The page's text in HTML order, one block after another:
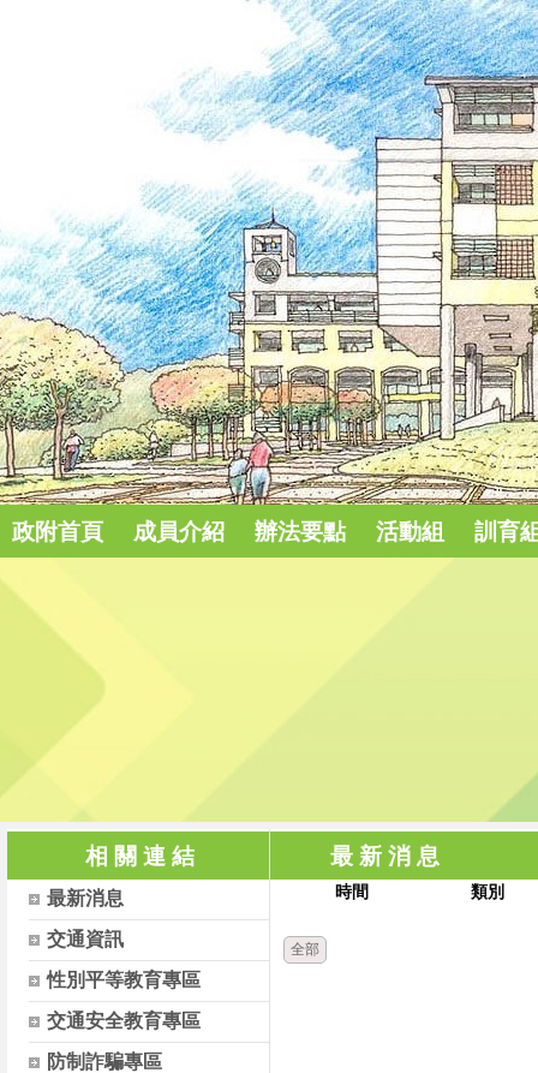
政附首頁 成員介紹 辦法要點 活動組 訓育
相 關 連 結
最新消息
交通資訊
性別平等教育專區
交通安全教育專區
防制詐騙專區
最 新 消 息
時間 類別
全部